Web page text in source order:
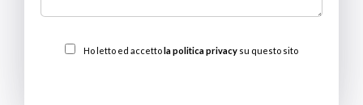
Ho letto ed accettola politica privacy su questo sito